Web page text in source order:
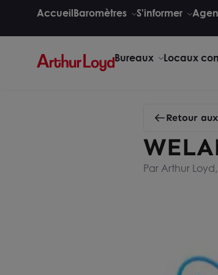
AccueilBaromètres S'informer
Bureaux Locaux
Retour
Par Arthur